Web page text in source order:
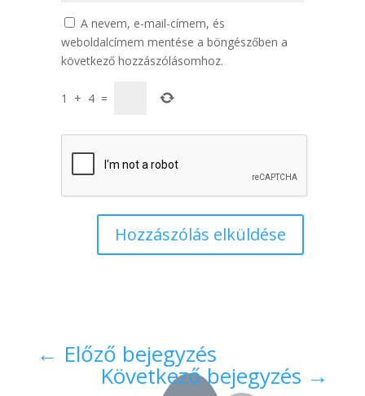
A nevem, e-mail-címem, és
weboldalcímem mentése a böngészőben a
következő hozzászólásomhoz.
1 + 4 =
Hozzászólás elküldése
← Előző bejegyzés
Következő bejegyzés →